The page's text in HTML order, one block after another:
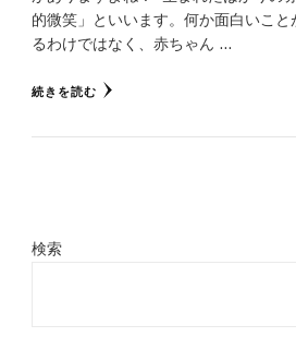
的微笑」といいます。何か面白いこ
るわけではなく、赤ちゃん …
続きを読む
検索